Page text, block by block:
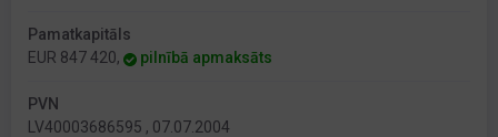
Pamatkapitāls
EUR 847 420,
pilnībā apmaksāts
PVN
LV40003686595 , 07.07.2004